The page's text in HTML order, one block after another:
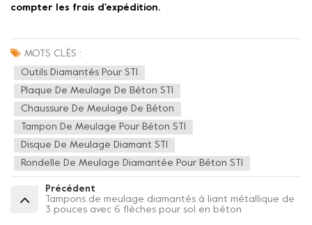
compter les frais d'expédition.
MOTS CLÉS :
Outils Diamantés Pour STI
Plaque De Meulage De Béton STI
Chaussure De Meulage De Béton
Tampon De Meulage Pour Béton STI
Disque De Meulage Diamant STI
Rondelle De Meulage Diamantée Pour Béton STI
Précédent
Tampons de meulage diamantés à liant métallique de
3 pouces avec 6 flèches pour sol en béton